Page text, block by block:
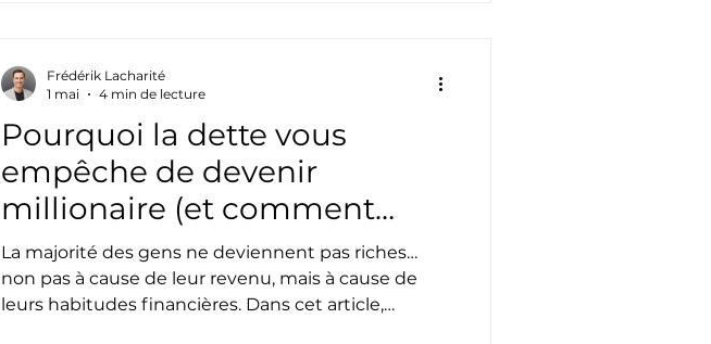
Pourquoi la dette vous
empêche de devenir
millionaire (et comment
reprendre le contrôle)
La majorité des gens ne deviennent pas riches…
non pas à cause de leur revenu, mais à cause de
leurs habitudes financières. Dans cet article,
Frédérik Lacharité
1 mai
4 min de lecture